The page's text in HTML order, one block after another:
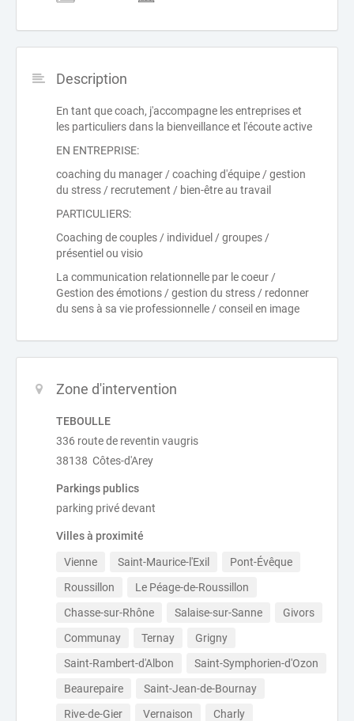
Description
En tant que coach, j'accompagne les entreprises et
les particuliers dans la bienveillance et l'écoute active
EN ENTREPRISE:
coaching du manager / coaching d'équipe / gestion
du stress / recrutement / bien-être au travail
PARTICULIERS:
Coaching de couples / individuel / groupes /
présentiel ou visio
La communication relationnelle par le coeur /
Gestion des émotions / gestion du stress / redonner
du sens à sa vie professionnelle / conseil en image
Zone d'intervention
TEBOULLE
336 route de reventin vaugris
38138 Côtes-d'Arey
Parkings publics
parking privé devant
Villes à proximité
Vienne Saint-Maurice-l'Exil
Pont-Évêque
Roussillon
Le Péage-de-Roussillon
Chasse-sur-Rhône
Salaise-sur-Sanne
Givors
Communay
Ternay
Grigny
Saint-Rambert-d'Albon
Saint-Symphorien-d'Ozon
Beaurepaire
Saint-Jean-de-Bournay
Rive-de-Gier
Vernaison Charly